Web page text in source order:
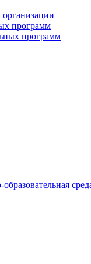
организации
программ
программ